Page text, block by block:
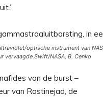
optische instrument van
vervaagde.Swift/NASA, B. Cenko
van de burst –
van Rastinejad, de